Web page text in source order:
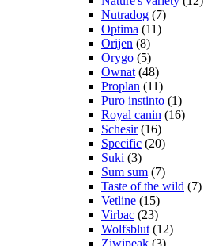
Nutradog (7)
Optima (11)
Orijen (8)
Orygo (5)
Ownat (48)
Proplan (11)
Puro instinto (1)
Royal canin (16)
Schesir (16)
Specific (20)
Suki (3)
Sum sum (7)
Taste of the wild (7)
Vetline (15)
Virbac (23)
Wolfsblut (12)
Ziwipeak (3)